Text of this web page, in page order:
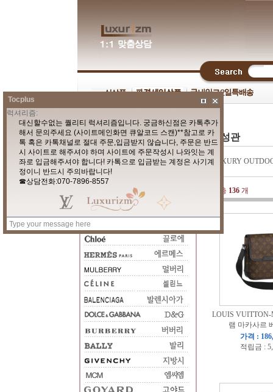
남성관
| LUXURY
총 136개
LOUIS VUITTON-
램 마카사르
가격 :
적립금 :
Tocplus